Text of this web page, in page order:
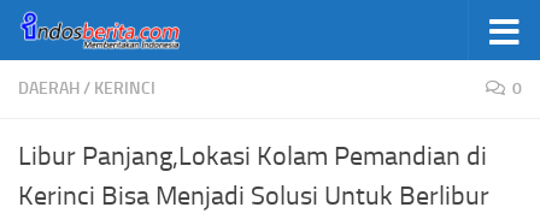
Skip to content
DAERAH/ KERINCI 0
Libur Panjang,Lokasi Kolam Pemandian di
Kerinci Bisa Menjadi Solusi Untuk Berlibur